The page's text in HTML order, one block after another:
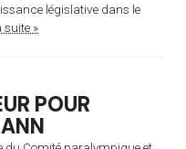
législative dans le
suite »
POUR